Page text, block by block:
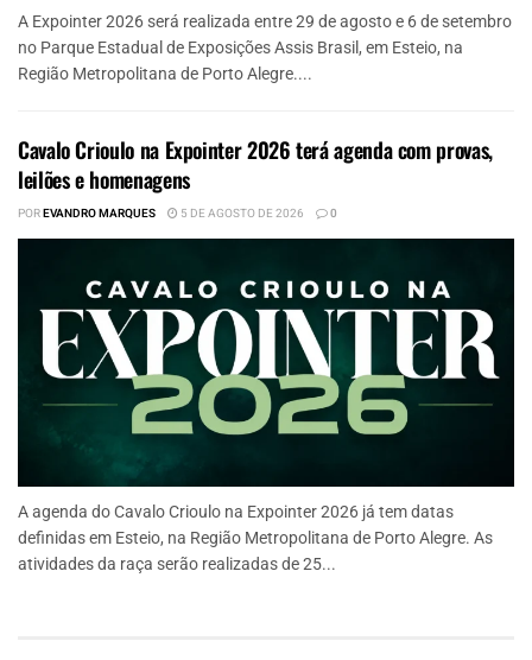
A Expointer 2026 será realizada entre 29 de agosto e 6 de setembro
no Parque Estadual de Exposições Assis Brasil, em Esteio, na
Região Metropolitana de Porto Alegre....
Cavalo Crioulo na Expointer 2026 terá agenda com provas,
leilões e homenagens
POREVANDRO MARQUES 5 DE AGOSTO DE 2026 0
A agenda do Cavalo Crioulo na Expointer 2026 já tem datas
definidas em Esteio, na Região Metropolitana de Porto Alegre. As
atividades da raça serão realizadas de 25...